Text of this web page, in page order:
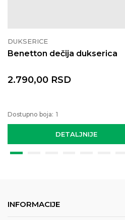
DUKSERICE
Benetton dečija dukserica
DETALJNIJE
2.790,00 RSD
Dostupno boja: 1
INFORMACIJE